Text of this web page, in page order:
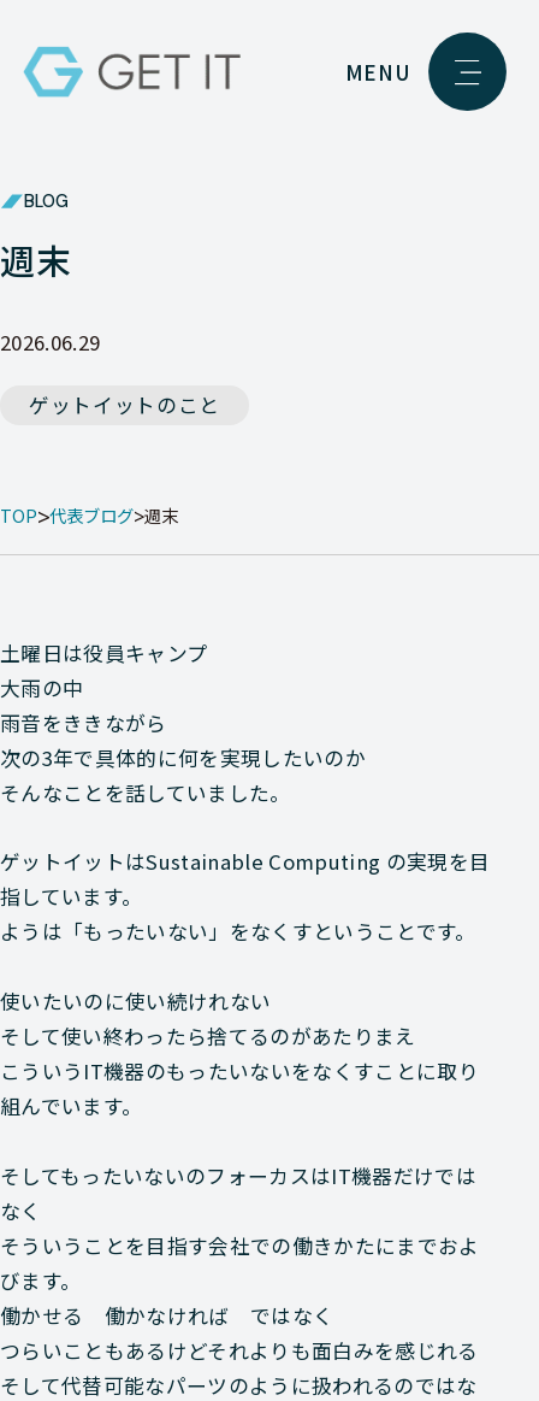
MENU
BLOG
週末
2026.06.29
ゲットイットのこと
TOP 代表ブログ 週末
土曜日は役員キャンプ
大雨の中
雨音をききながら
次の3年で具体的に何を実現したいのか
そんなことを話していました。
ゲットイットはSustainable Computing の実現を目
指しています。
ようは「もったいない」をなくすということです。
使いたいのに使い続けれない
そして使い終わったら捨てるのがあたりまえ
こういうIT機器のもったいないをなくすことに取り
組んでいます。
そしてもったいないのフォーカスはIT機器だけでは
なく
そういうことを目指す会社での働きかたにまでおよ
びます。
働かせる 働かなければ ではなく
つらいこともあるけどそれよりも面白みを感じれる
そして代替可能なパーツのように扱われるのではな